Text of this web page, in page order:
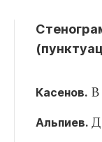
Касенов.
Альпиев.